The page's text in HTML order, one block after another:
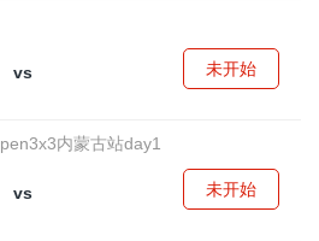
vs
未开始
内蒙古站day1
vs
未开始